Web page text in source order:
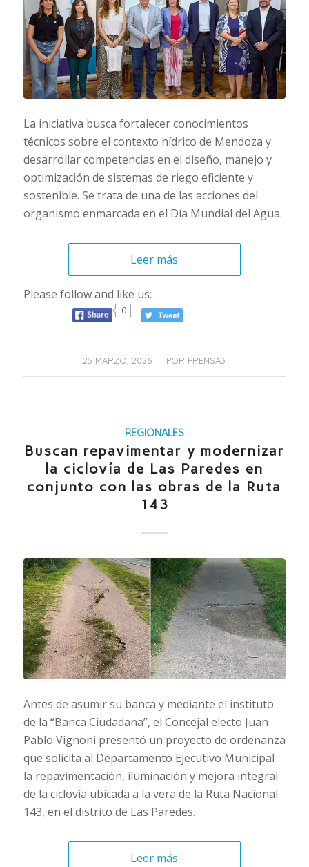
La iniciativa busca fortalecer conocimientos
técnicos sobre el contexto hídrico de Mendoza y
desarrollar competencias en el diseño, manejo y
optimización de sistemas de riego eficiente y
sostenible. Se trata de una de las acciones del
organismo enmarcada en el Día Mundial del Agua.
Leer más
Please follow and like us:
0
25 MARZO, 2026
/ POR PRENSA3
REGIONALES
Buscan repavimentar y modernizar
la ciclovía de Las Paredes en
conjunto con las obras de la Ruta
143
Antes de asumir su banca y mediante el instituto
de la “Banca Ciudadana”, el Concejal electo Juan
Pablo Vignoni presentó un proyecto de ordenanza
que solicita al Departamento Ejecutivo Municipal
la repavimentación, iluminación y mejora integral
de la ciclovía ubicada a la vera de la Ruta Nacional
143, en el distrito de Las Paredes.
Leer más